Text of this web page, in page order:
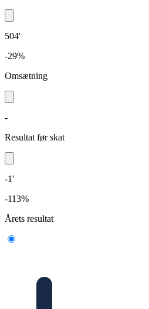
504'
-29%
Omsætning
-
Resultat før skat
-1'
-113%
Årets resultat